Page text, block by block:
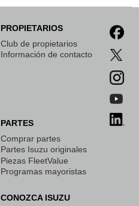
PROPIETARIOS
Club de propietarios
Información de contacto
PARTES
Comprar partes
Partes Isuzu originales
Piezas FleetValue
Programas mayoristas
CONOZCA ISUZU